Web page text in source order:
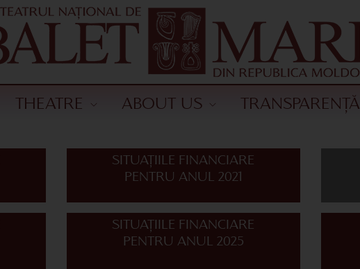
THEATRE ABOUT US TRANSPARENȚĂ
SITUAȚIILE FINANCIARE
PENTRU ANUL 2021
SITUAȚIILE FINANCIARE
PENTRU ANUL 2025